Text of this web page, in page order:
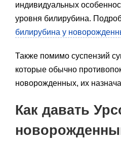
индивидуальных
уровня билирубина.
билирубина у
Также помимо суспензий
которые обычно
новорожденных, их
Как давать